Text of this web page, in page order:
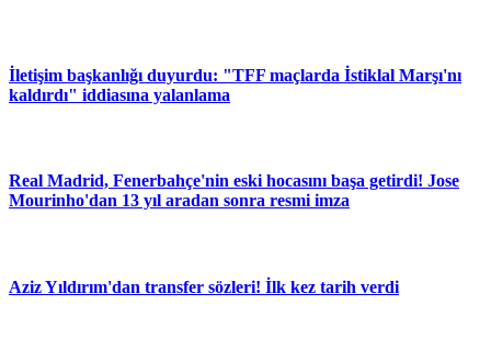
İletişim başkanlığı duyurdu: "TFF maçlarda İstiklal Marşı'nı
kaldırdı" iddiasına yalanlama
Real Madrid, Fenerbahçe'nin eski hocasını başa getirdi! Jose
Mourinho'dan 13 yıl aradan sonra resmi imza
Aziz Yıldırım'dan transfer sözleri! İlk kez tarih verdi